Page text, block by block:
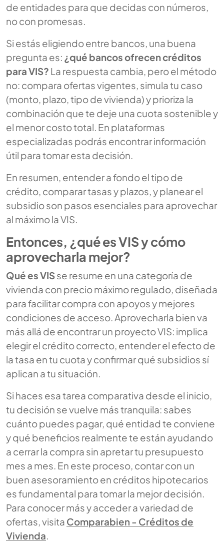
de entidades para que decidas con números,
no con promesas.
Si estás eligiendo entre bancos, una buena
pregunta es: ¿qué bancos ofrecen créditos
para VIS? La respuesta cambia, pero el método
no: compara ofertas vigentes, simula tu caso
(monto, plazo, tipo de vivienda) y prioriza la
combinación que te deje una cuota sostenible y
el menor costo total. En plataformas
especializadas podrás encontrar información
útil para tomar esta decisión.
En resumen, entender a fondo el tipo de
crédito, comparar tasas y plazos, y planear el
subsidio son pasos esenciales para aprovechar
al máximo la VIS.
Entonces, ¿qué es VIS y cómo
aprovecharla mejor?
Qué es VISse resume en una categoría de
vivienda con precio máximo regulado, diseñada
para facilitar compra con apoyos y mejores
condiciones de acceso. Aprovecharla bien va
más allá de encontrar un proyecto VIS: implica
elegir el crédito correcto, entender el efecto de
la tasa en tu cuota y confirmar qué subsidios sí
aplican a tu situación.
Si haces esa tarea comparativa desde el inicio,
tu decisión se vuelve más tranquila: sabes
cuánto puedes pagar, qué entidad te conviene
y qué beneficios realmente te están ayudando
a cerrar la compra sin apretar tu presupuesto
mes a mes. En este proceso, contar con un
buen asesoramiento en créditos hipotecarios
es fundamental para tomar la mejor decisión.
Para conocer más y acceder a variedad de
ofertas, visita Comparabien - Créditos de
Vivienda